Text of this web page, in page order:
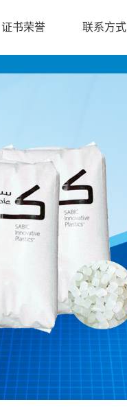
证书荣誉 联系方式